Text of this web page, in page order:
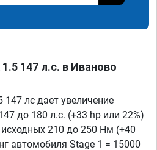
147 л.с. в Иваново
147 лс дает увеличение
до 180 л.с. (+33 hp или 22%)
210 до 250 Нм (+40
автомобиля Stage 1 = 15000